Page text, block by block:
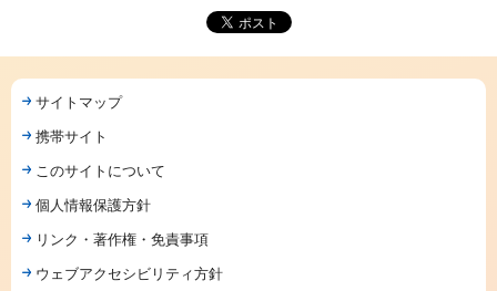
サイトマップ
携帯サイト
このサイトについて
個人情報保護方針
リンク・著作権・免責事項
ウェブアクセシビリティ方針